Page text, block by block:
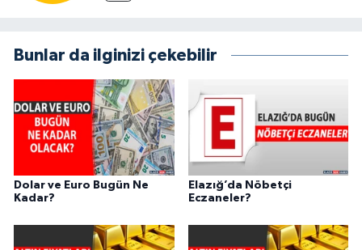
Bunlar da ilginizi çekebilir
Dolar ve Euro Bugün Ne
Kadar?
Elazığ’da Nöbetçi
Eczaneler?